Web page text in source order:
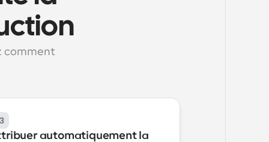
comment
automatiquement la